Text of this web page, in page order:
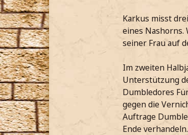
Karkus misst
eines Nashorns.
seiner Frau auf
Im zweiten
Unterstützung
Dumbledores
gegen die
Auftrage
Ende verhandeln.